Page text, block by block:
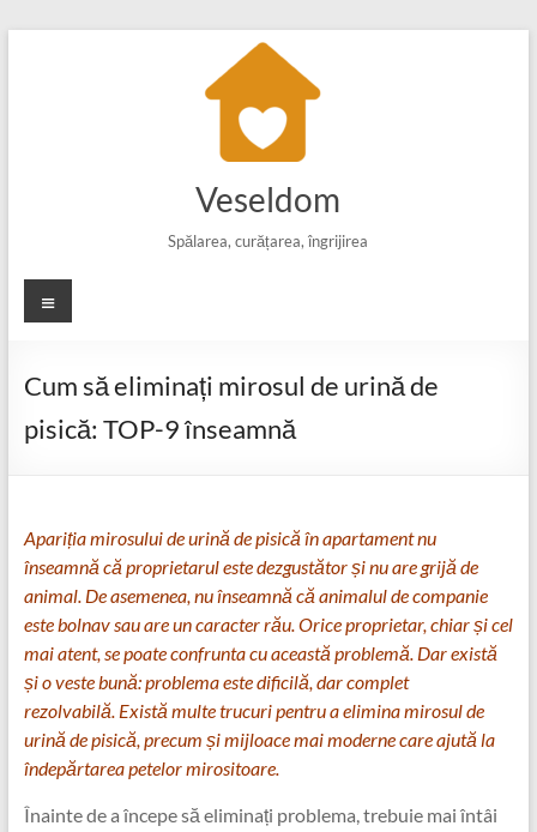
Veseldom
Spălarea, curățarea, îngrijirea
Meniu
Cum să eliminați mirosul de urină de
pisică: TOP-9 înseamnă
Apariția mirosului de urină de pisică în apartament nu
înseamnă că proprietarul este dezgustător și nu are grijă de
animal. De asemenea, nu înseamnă că animalul de companie
este bolnav sau are un caracter rău. Orice proprietar, chiar și cel
mai atent, se poate confrunta cu această problemă. Dar există
și o veste bună: problema este dificilă, dar complet
rezolvabilă. Există multe trucuri pentru a elimina mirosul de
urină de pisică, precum și mijloace mai moderne care ajută la
îndepărtarea petelor mirositoare.
Înainte de a începe să eliminați problema, trebuie mai întâi